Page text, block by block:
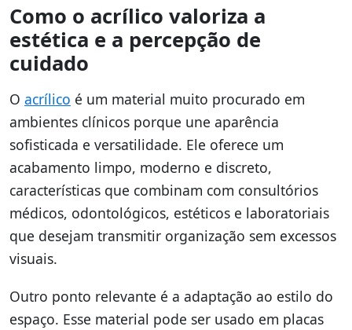
Como o acrílico valoriza a
estética e a percepção de
cuidado
O acrílico é um material muito procurado em
ambientes clínicos porque une aparência
sofisticada e versatilidade. Ele oferece um
acabamento limpo, moderno e discreto,
características que combinam com consultórios
médicos, odontológicos, estéticos e laboratoriais
que desejam transmitir organização sem excessos
visuais.
Outro ponto relevante é a adaptação ao estilo do
espaço. Esse material pode ser usado em placas